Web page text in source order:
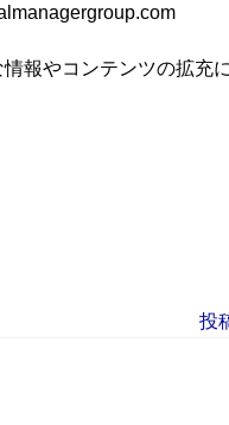
報やコンテンツの拡充
投